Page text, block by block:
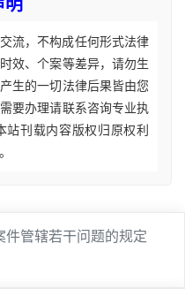
流，不构成任何形式法律
效、个案等差异，请勿生
生的一切法律后果皆由您
要办理请联系咨询专业执
站刊载内容版权归原权利
件管辖若干问题的规定